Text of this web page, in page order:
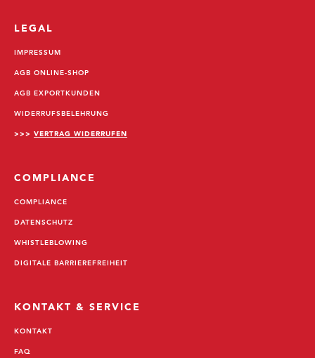
LEGAL
IMPRESSUM
AGB ONLINE-SHOP
AGB EXPORTKUNDEN
WIDERRUFSBELEHRUNG
>>> VERTRAG WIDERRUFEN
COMPLIANCE
COMPLIANCE
DATENSCHUTZ
WHISTLEBLOWING
DIGITALE BARRIEREFREIHEIT
KONTAKT & SERVICE
KONTAKT
FAQ